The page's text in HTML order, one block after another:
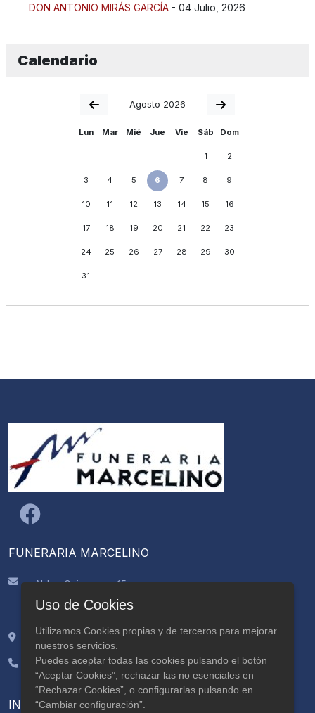
DON ANTONIO MIRÁS GARCÍA - 04 Julio, 2026
Calendario
Agosto 2026
Lun Mar Mié Jue Vie Sáb Dom
1 2
3 4 5 6 7 8 9
10 11 12 13 14 15 16
17 18 19 20 21 22 23
24 25 26 27 28 29 30
31
FUNERARIA MARCELINO
Aldea Guimarans, 15
CP: 15895, Ames
A Coruña
42.84464, -8.624765
981 883 356
629 559 205
INFORMACIÓN
Uso de Cookies
Utilizamos Cookies propias y de terceros para mejorar
nuestros servicios.
Puedes aceptar todas las cookies pulsando el botón
“Aceptar Cookies”, rechazar las no esenciales en
“Rechazar Cookies”, o configurarlas pulsando en
“Cambiar configuración”.